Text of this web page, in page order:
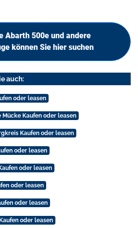
Abarth 500e und andere
können Sie hier suchen
auch:
oder leasen
Kaufen oder leasen
Kaufen oder leasen
oder leasen
oder leasen
oder leasen
oder leasen
oder leasen